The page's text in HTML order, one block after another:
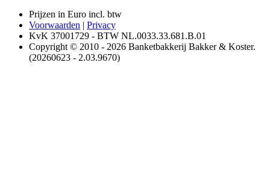
Prijzen in Euro incl. btw
Voorwaarden | Privacy
KvK 37001729 - BTW NL.0033.33.681.B.01
Copyright © 2010 - 2026 Banketbakkerij Bakker & Koster.
(20260623 - 2.03.9670)